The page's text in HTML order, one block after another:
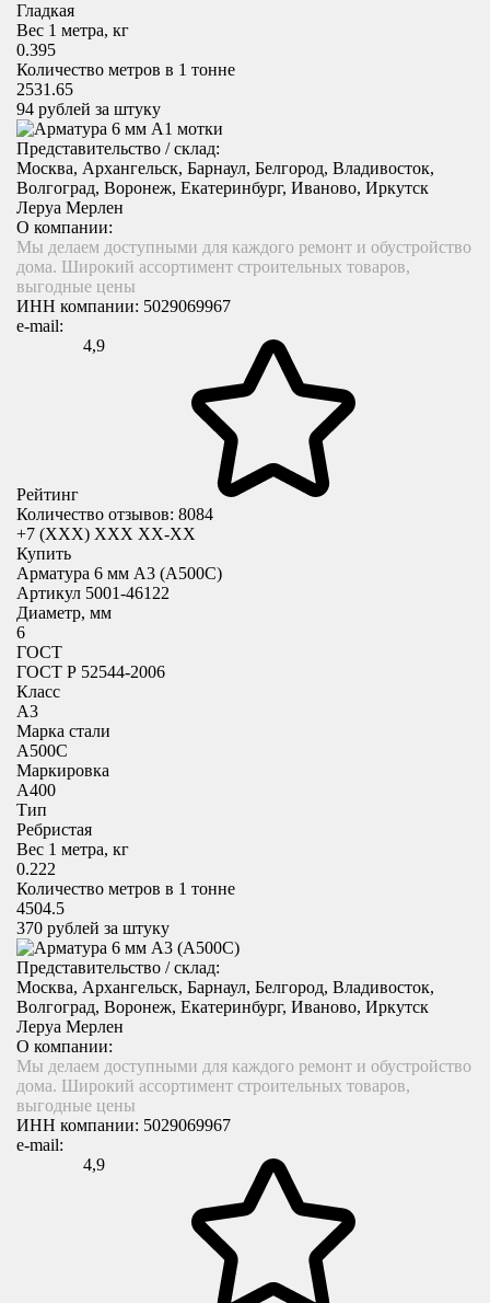
Гладкая
Вес 1 метра, кг
0.395
Количество метров в 1 тонне
2531.65
94 рублей за штуку
Представительство / склад:
Москва, Архангельск, Барнаул, Белгород, Владивосток,
Волгоград, Воронеж, Екатеринбург, Иваново, Иркутск
Леруа Мерлен
О компании:
Мы делаем доступными для каждого ремонт и обустройство
дома. Широкий ассортимент строительных товаров,
выгодные цены
ИНН компании: 5029069967
e-mail:
Рейтинг
4,9
Количество отзывов: 8084
+7 (XXX) ХХХ ХХ-ХХ
Купить
Арматура 6 мм А3 (А500С)
Артикул 5001-46122
Диаметр, мм
6
ГОСТ
ГОСТ Р 52544-2006
Класс
А3
Марка стали
А500С
Маркировка
А400
Тип
Ребристая
Вес 1 метра, кг
0.222
Количество метров в 1 тонне
4504.5
370 рублей за штуку
Представительство / склад:
Москва, Архангельск, Барнаул, Белгород, Владивосток,
Волгоград, Воронеж, Екатеринбург, Иваново, Иркутск
Леруа Мерлен
О компании:
Мы делаем доступными для каждого ремонт и обустройство
дома. Широкий ассортимент строительных товаров,
выгодные цены
ИНН компании: 5029069967
e-mail:
4,9